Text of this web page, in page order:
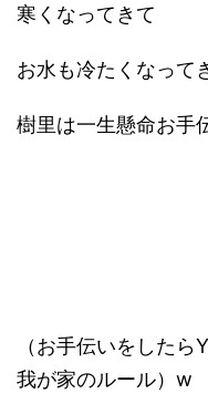
寒くなってきて
お水も冷たくなって
樹里は一生懸命お手
（お手伝いをした
我が家のルール）w